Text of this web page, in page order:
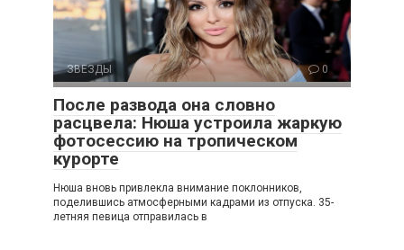
ЗВЕЗДЫ 0
После развода она словно
расцвела: Нюша устроила жаркую
фотосессию на тропическом
курорте
Нюша вновь привлекла внимание поклонников,
поделившись атмосферными кадрами из отпуска. 35-
летняя певица отправилась в